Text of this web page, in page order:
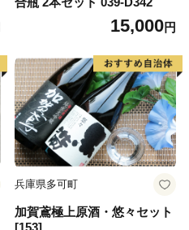
15,000円
兵庫県多可町
加賀鳶極上原酒・悠々セット
[153]